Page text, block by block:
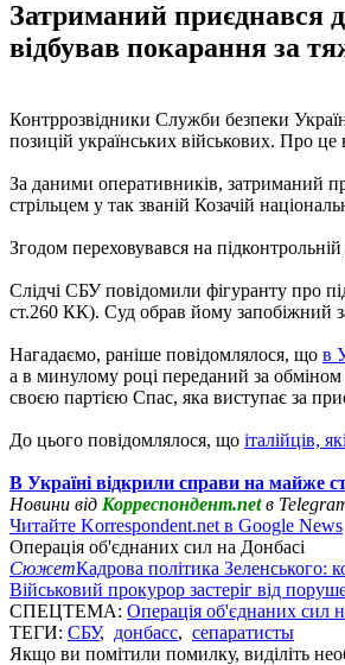
Затриманий приєднався
відбував покарання за
Контррозвідники Служби безпеки
позицій українських військових. Про
За даними оперативників, затриманий
стрільцем у так званій Козачій
Згодом переховувався на підконтрольній
Слідчі СБУ повідомили фігуранту про
ст.260 КК). Суд обрав йому запобіжний
Нагадаємо, раніше повідомлялося, що в
а в минулому році переданий за обміном
своєю партією Спас, яка виступає за
До цього повідомлялося, що італійців,
В Україні відкрили справи на майже
Новини від Корреспондент.netв
Читайте Korrespondent.net в Google News
Операція об'єднаних сил на Донбасі
СюжетКадрова політика Зеленського:
Військовий прокурор застеріг від
СПЕЦТЕМА: Операція об'єднаних сил
ТЕГИ: СБУ, донбасс, сепаратисты
Якщо ви помітили помилку, виділіть